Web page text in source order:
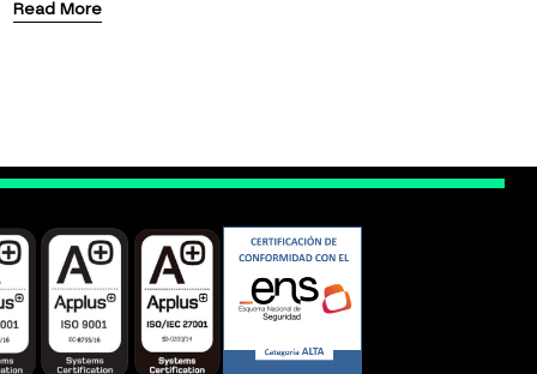
ninguna sospecha. A simple vista, puede parecer un
Read More